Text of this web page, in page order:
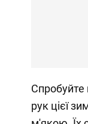
Спробуйте
рук цієї